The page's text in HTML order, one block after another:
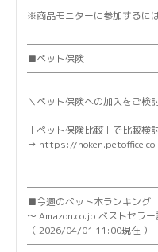
※商品モニターに参加するに
■ペット保険
＼ペット保険への加入をご検
［ペット保険比較］で比較検
→ https://
■今週のペット本ランキング
～ Amazon.co.jp ベストセラー
（ 2026/04/01 11:00現在 ）